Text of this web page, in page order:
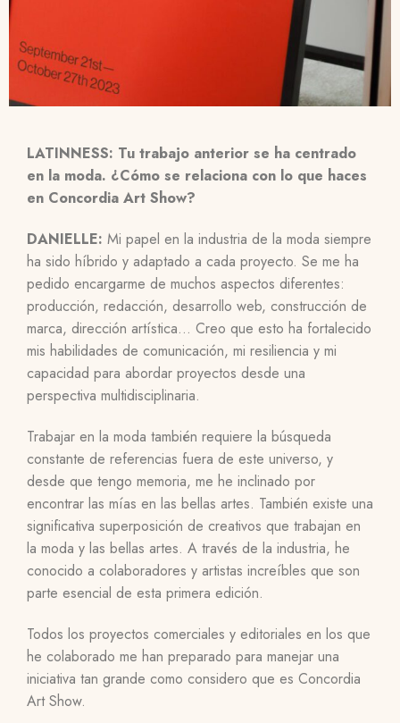
LATINNESS: Tu trabajo anterior se ha centrado
en la moda. ¿Cómo se relaciona con lo que haces
en Concordia Art Show?
DANIELLE: Mi papel en la industria de la moda siempre
ha sido híbrido y adaptado a cada proyecto. Se me ha
pedido encargarme de muchos aspectos diferentes:
producción, redacción, desarrollo web, construcción de
marca, dirección artística… Creo que esto ha fortalecido
mis habilidades de comunicación, mi resiliencia y mi
capacidad para abordar proyectos desde una
perspectiva multidisciplinaria.
Trabajar en la moda también requiere la búsqueda
constante de referencias fuera de este universo, y
desde que tengo memoria, me he inclinado por
encontrar las mías en las bellas artes. También existe una
significativa superposición de creativos que trabajan en
la moda y las bellas artes. A través de la industria, he
conocido a colaboradores y artistas increíbles que son
parte esencial de esta primera edición.
Todos los proyectos comerciales y editoriales en los que
he colaborado me han preparado para manejar una
iniciativa tan grande como considero que es Concordia
Art Show.